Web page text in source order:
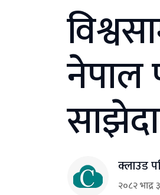
नेपाल
क्लाउड
२०८२